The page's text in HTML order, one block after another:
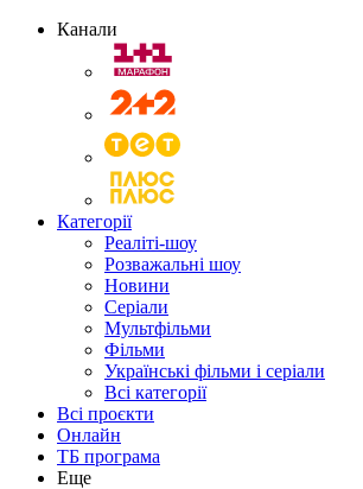
Канали
Категорії
Реаліті-шоу
Розважальні шоу
Новини
Серіали
Мультфільми
Фільми
Українські фільми і серіали
Всі категорії
Всі проєкти
Онлайн
ТБ програма
Еще